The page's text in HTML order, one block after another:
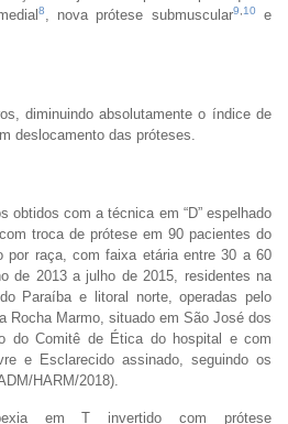
8 , nova prótese submuscular9 10
e
diminuindo absolutamente o índice de
deslocamento das próteses.
obtidos com a técnica em “D” espelhado
troca de prótese em 90 pacientes do
por raça, com faixa etária entre 30 a 60
de 2013 a julho de 2015, residentes na
Paraíba e litoral norte, operadas pelo
Rocha Marmo, situado em São José dos
do Comitê de Ética do hospital e com
e Esclarecido assinado, seguindo os
HARM/2018).
em T invertido com prótese